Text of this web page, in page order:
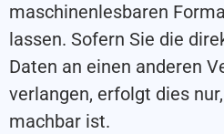
maschinenlesbaren
lassen. Sofern Sie die
Daten an einen anderen
verlangen, erfolgt dies
machbar ist.